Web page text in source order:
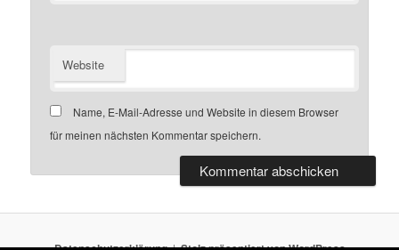
Website
Name, E-Mail-Adresse und Website in diesem Browser
für meinen nächsten Kommentar speichern.